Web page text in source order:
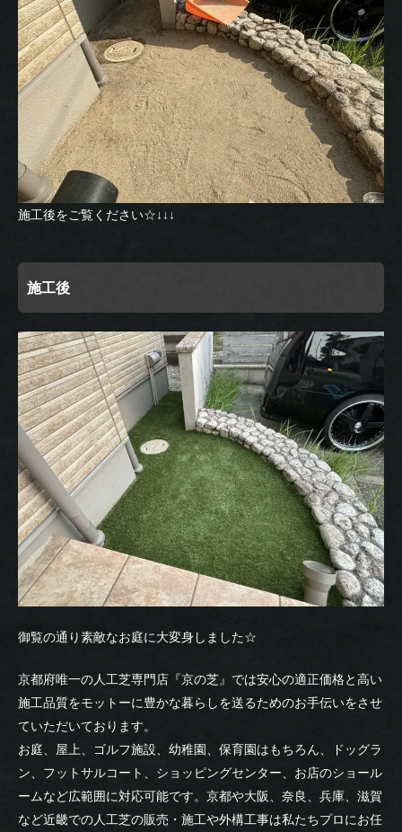
施工後をご覧ください☆↓↓↓
施工後
御覧の通り素敵なお庭に大変身しました☆
京都府唯一の人工芝専門店『京の芝』では安心の適正価格と高い
施工品質をモットーに豊かな暮らしを送るためのお手伝いをさせ
ていただいております。
お庭、屋上、ゴルフ施設、幼稚園、保育園はもちろん、ドッグラ
ン、フットサルコート、ショッピングセンター、お店のショール
ームなど広範囲に対応可能です。京都や大阪、奈良、兵庫、滋賀
など近畿での人工芝の販売・施工や外構工事は私たちプロにお任